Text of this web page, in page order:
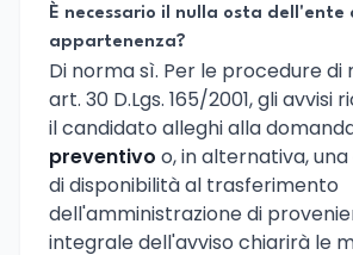
È necessario il nulla osta dell'ente
appartenenza?
Di norma sì. Per le procedure di
art. 30 D.Lgs. 165/2001, gli avvisi
il candidato alleghi alla
preventivo o, in alternativa,
di disponibilità al trasferimento
dell'amministrazione di
integrale dell'avviso chiarirà le